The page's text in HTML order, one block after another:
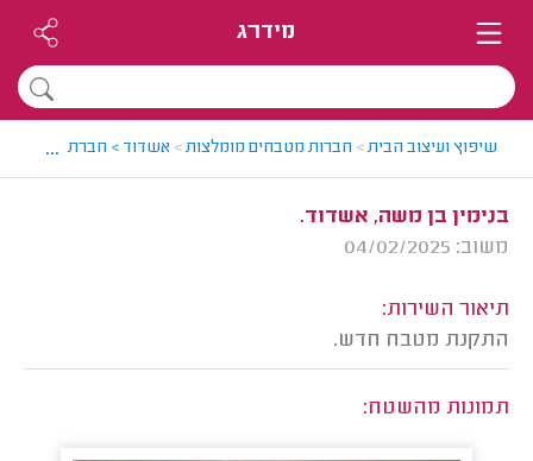
מידרג
שיפוץ ועיצוב הבית> חברות מטבחים מומלצות> אשדוד > חברת מטבחים
...
בנימין בן משה, אשדוד.
משוב: 04/02/2025
תיאור השירות:
התקנת מטבח חדש.
תמונות מהשטח: